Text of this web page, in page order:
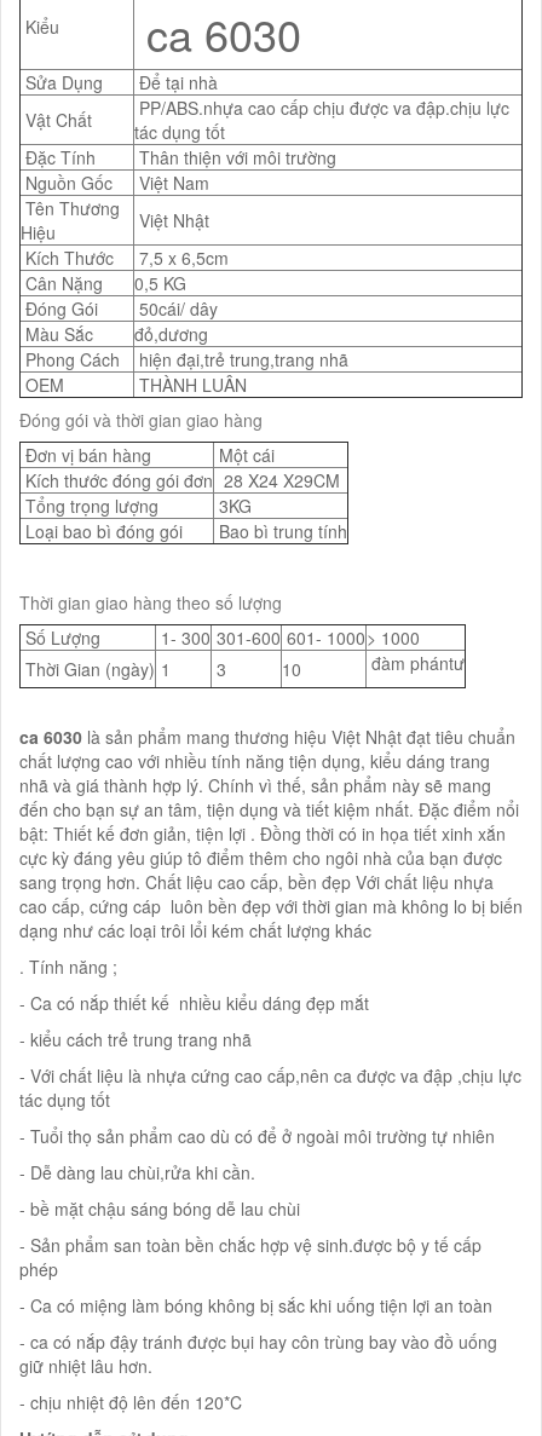
Kiểu ca 6030
Sửa Dụng
Để tại nhà
Vật Chất
PP/ABS.nhựa cao cấp chịu được va đập.chịu lực
tác dụng tốt
Đặc Tính
Thân thiện với môi trường
Nguồn Gốc
Việt Nam
Tên Thương
Hiệu
Việt Nhật
Kích Thước
7,5 x 6,5cm
Cân Nặng
0,5 KG
Đóng Gói
50cái/ dây
Màu Sắc
đỏ,dương
Phong Cách
hiện đại,trẻ trung,trang nhã
OEM
THÀNH LUÂN
Đóng gói và thời gian giao hàng
Đơn vị bán hàng
Một cái
Kích thước đóng gói đơn 28 X24 X29CM
Tổng trọng lượng
3KG
Loại bao bì đóng gói
Bao bì trung tính
Thời gian giao hàng theo số lượng
Số Lượng
1- 300 301-600 601- 1000> 1000
Thời Gian (ngày) 1 3 10 đàm phántư
ca 6030 là sản phẩm mang thương hiệu Việt Nhật đạt tiêu chuẩn
chất lượng cao với nhiều tính năng tiện dụng, kiểu dáng trang
nhã và giá thành hợp lý. Chính vì thế, sản phẩm này sẽ mang
đến cho bạn sự an tâm, tiện dụng và tiết kiệm nhất. Đặc điểm nổi
bật: Thiết kế đơn giản, tiện lợi . Đồng thời có in họa tiết xinh xắn
cực kỳ đáng yêu giúp tô điểm thêm cho ngôi nhà của bạn được
sang trọng hơn. Chất liệu cao cấp, bền đẹp Với chất liệu nhựa
cao cấp, cứng cáp luôn bền đẹp với thời gian mà không lo bị biến
dạng như các loại trôi lổi kém chất lượng khác
. Tính năng ;
- Ca có nắp thiết kế nhiều kiểu dáng đẹp mắt
- kiểu cách trẻ trung trang nhã
- Với chất liệu là nhựa cứng cao cấp,nên ca được va đập ,chịu lực
tác dụng tốt
- Tuổi thọ sản phẩm cao dù có để ở ngoài môi trường tự nhiên
- Dễ dàng lau chùi,rửa khi cần.
- bề mặt chậu sáng bóng dễ lau chùi
- Sản phẩm san toàn bền chắc hợp vệ sinh.được bộ y tế cấp
phép
- Ca có miệng làm bóng không bị sắc khi uống tiện lợi an toàn
- ca có nắp đậy tránh được bụi hay côn trùng bay vào đồ uống
giữ nhiệt lâu hơn.
- chịu nhiệt độ lên đến 120*C